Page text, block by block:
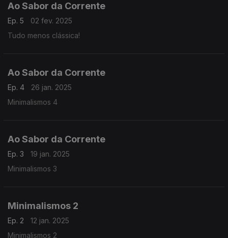
Ao Sabor da Corrente
Ep. 5
02 fev. 2025
Tudo menos clássica!
Ao Sabor da Corrente
Ep. 4
26 jan. 2025
Minimalismos 4
Ao Sabor da Corrente
Ep. 3
19 jan. 2025
Minimalismos 3
Minimalismos 2
Ep. 2
12 jan. 2025
Minimalismos 2